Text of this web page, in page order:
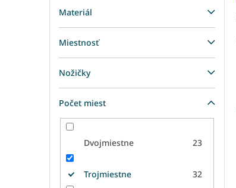
Materiál
Miestnosť
Nožičky
Počet miest
Dvojmiestne 23
Trojmiestne 32